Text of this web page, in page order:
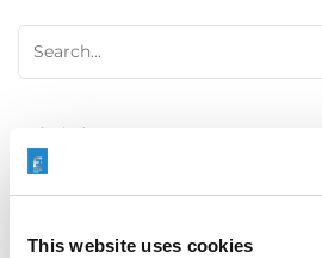
This website uses cookies
for: